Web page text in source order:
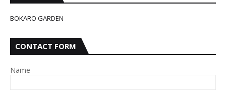
BOKARO GARDEN
CONTACT FORM
Name